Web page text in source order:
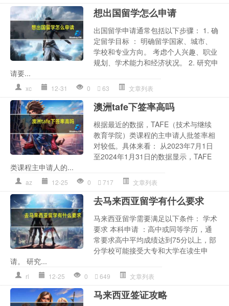
想出国留学怎么申请
出国留学申请通常包括以下步骤： 1. 确
定留学目标 ： 明确留学国家、城市、
学校和专业方向。 考虑个人兴趣、职业
规划、学术能力和经济状况。 2. 研究申
请要...
xc 12-31 0 63 文章列表
澳洲tafe下签率高吗
根据最近的数据，TAFE（技术与继续
教育学院）类课程的主申请人批签率相
对较低。具体来看： 从2023年7月1日
至2024年1月31日的数据显示，TAFE
类课程主申请人的...
az 12-25 0 717 文章列表
去马来西亚留学有什么要求
马来西亚留学需要满足以下条件： 学术
要求 本科申请 ：高中或同等学历，通
常要求高中平均成绩达到75分以上，部
分学校可能接受大专和大学在读生申
请。 研究...
rl 12-25 0 649 文章列表
马来西亚签证攻略